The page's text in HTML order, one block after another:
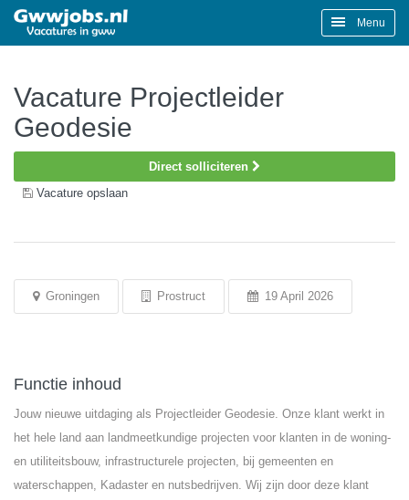
Menu
Vacature Projectleider
Geodesie
Direct solliciteren
Vacature opslaan
Groningen Prostruct 19 April 2026
Functie inhoud
Jouw nieuwe uitdaging als Projectleider Geodesie. Onze klant werkt in
het hele land aan landmeetkundige projecten voor klanten in de woning-
en utiliteitsbouw, infrastructurele projecten, bij gemeenten en
waterschappen, Kadaster en nutsbedrijven. Wij zijn door deze klant